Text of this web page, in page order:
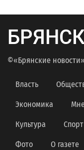
©«Брянские
Власть
Экономика
Культура Спорт
Фото О газете